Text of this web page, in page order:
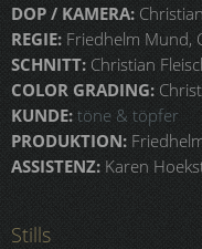
DOP / KAMERA:
REGIE: Friedhelm Mund,
SCHNITT: Christian
COLOR GRADING:
KUNDE: töne & töpfer
PRODUKTION:
ASSISTENZ: Karen
Stills